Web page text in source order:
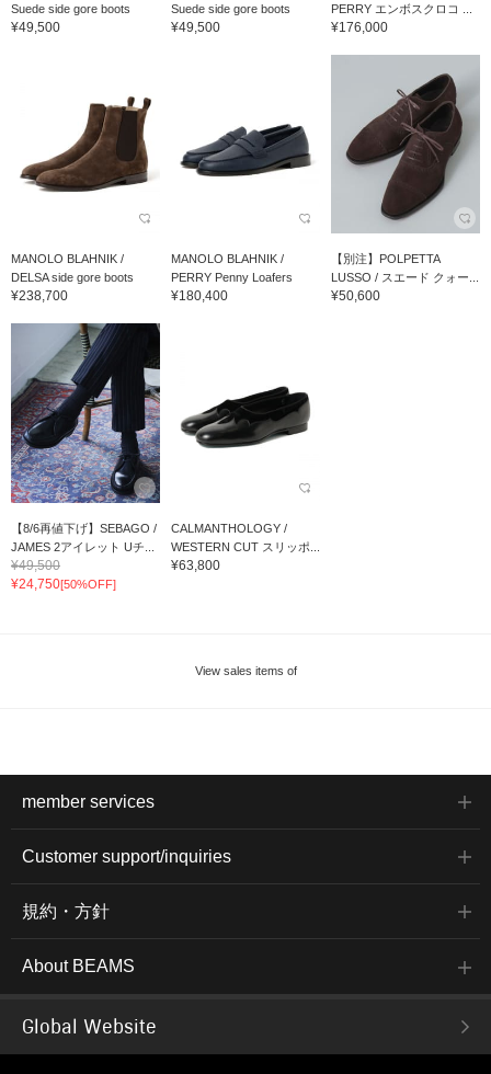
Suede side gore boots
¥49,500
Suede side gore boots
¥49,500
PERRY エンボスクロコ ...
¥176,000
MANOLO BLAHNIK /
DELSA side gore boots
¥238,700
MANOLO BLAHNIK /
PERRY Penny Loafers
¥180,400
【別注】POLPETTA
LUSSO / スエード クォー...
¥50,600
【8/6再値下げ】SEBAGO /
JAMES 2アイレット Uチ...
¥49,500
¥24,750[50%OFF]
CALMANTHOLOGY /
WESTERN CUT スリッポ...
¥63,800
View sales items of
member services
Customer support/inquiries
規約・方針
About BEAMS
Global Website